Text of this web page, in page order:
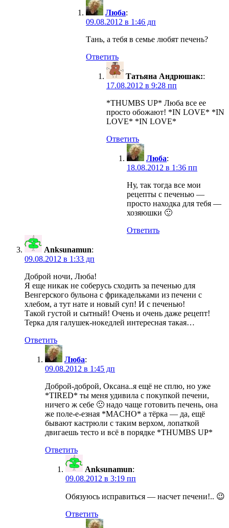
Люба:
09.08.2012 в 1:46 дп
Тань, а тебя в семье любят печень?
Ответить
Татьяна Андрюшак::
17.08.2012 в 9:28 пп
*THUMBS UP* Люба все ее
просто обожают! *IN LOVE* *IN
LOVE* *IN LOVE*
Ответить
Люба:
18.08.2012 в 1:36 пп
Ну, так тогда все мои
рецепты с печенью —
просто находка для тебя —
хозяюшки 🙂
Ответить
Anksunamun:
09.08.2012 в 1:33 дп
Доброй ночи, Люба!
Я еще никак не соберусь сходить за печенью для
Венгерского бульона с фрикадельками из печени с
хлебом, а тут нате и новый суп! И с печенью!
Такой густой и сытный! Очень и очень даже рецепт!
Терка для галушек-нокедлей интересная такая…
Ответить
Люба:
09.08.2012 в 1:45 дп
Доброй-доброй, Оксана..я ещё не сплю, но уже
*TIRED* ты меня удивила с покупкой печени,
ничего ж себе 🙁 надо чаще готовить печень, она
же поле-е-езная *MACHO* а тёрка — да, ещё
бывают кастрюли с таким верхом, лопаткой
двигаешь тесто и всё в порядке *THUMBS UP*
Ответить
Anksunamun:
09.08.2012 в 3:19 пп
Обязуюсь исправиться — насчет печени!.. 😉
Ответить